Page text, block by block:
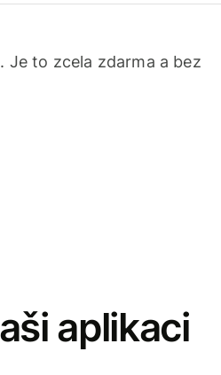
Je to zcela zdarma a bez
aplikaci